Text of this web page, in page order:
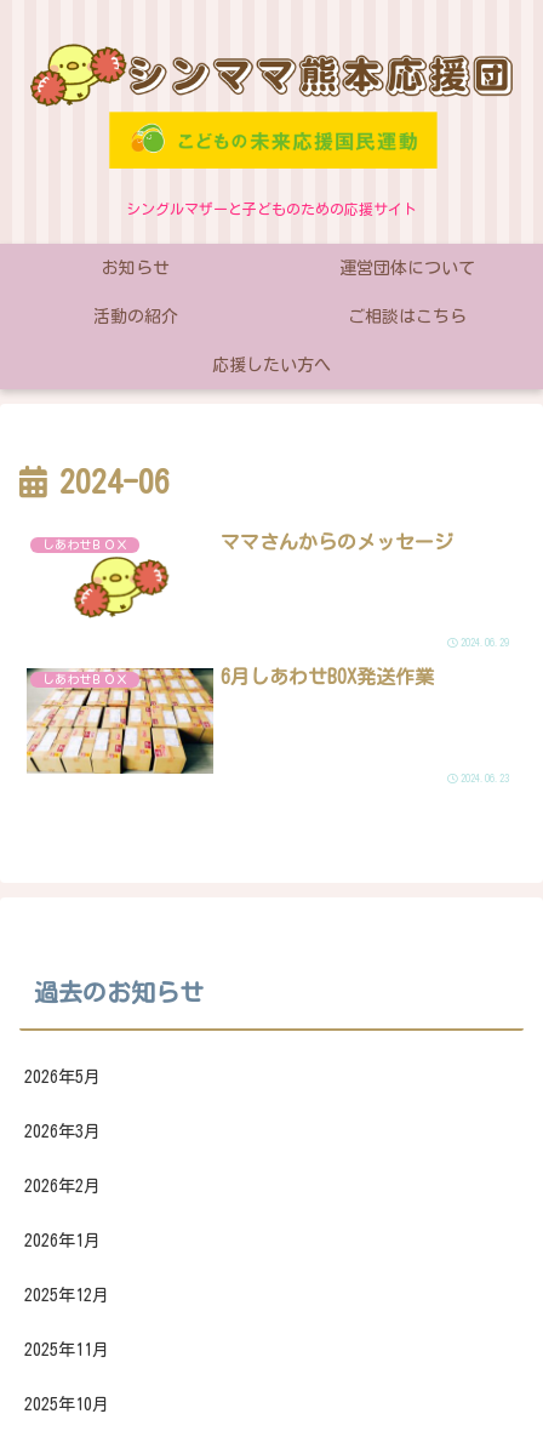
シングルマザーと子どものための応援サイト
お知らせ 運営団体について
活動の紹介 ご相談はこちら
応援したい方へ
2024-06
しあわせＢＯＸ ママさんからのメッセージ
2024.06.29
しあわせＢＯＸ 6月しあわせBOX発送作業
2024.06.23
過去のお知らせ
2026年5月
2026年3月
2026年2月
2026年1月
2025年12月
2025年11月
2025年10月